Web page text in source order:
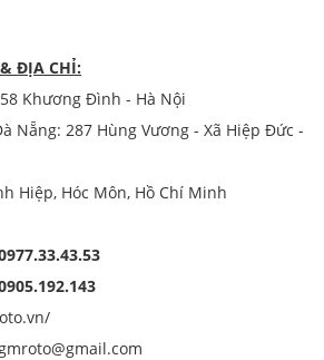
ĐỊA CHỈ:
Khương Đình - Hà Nội
Nẵng: 287 Hùng Vương - Xã Hiệp Đức -
Hiệp, Hóc Môn, Hồ Chí Minh